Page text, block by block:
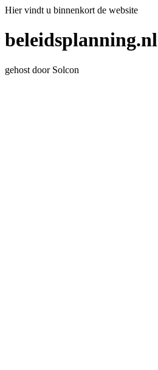
Hier vindt u binnenkort de website
beleidsplanning.nl
gehost door Solcon